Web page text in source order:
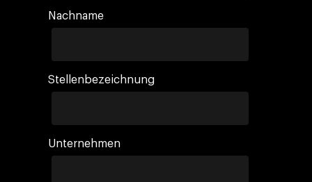
Nachname
Stellenbezeichnung
Unternehmen